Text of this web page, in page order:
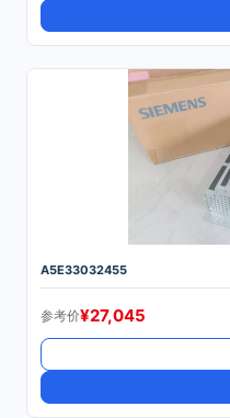
A5E33032455
参考价¥27,045